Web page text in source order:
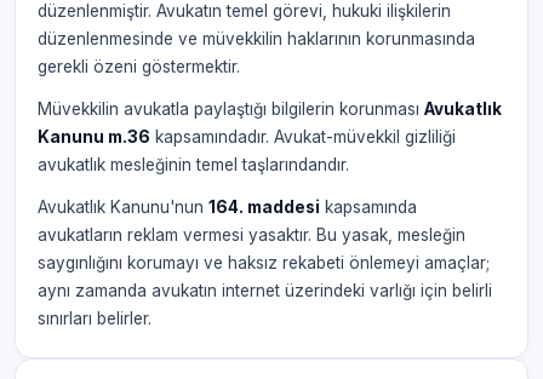
düzenlenmiştir. Avukatın temel görevi, hukuki ilişkilerin
düzenlenmesinde ve müvekkilin haklarının korunmasında
gerekli özeni göstermektir.
Müvekkilin avukatla paylaştığı bilgilerin korunması Avukatlık
Kanunu m.36 kapsamındadır. Avukat-müvekkil gizliliği
avukatlık mesleğinin temel taşlarındandır.
Avukatlık Kanunu'nun 164. maddesi kapsamında
avukatların reklam vermesi yasaktır. Bu yasak, mesleğin
saygınlığını korumayı ve haksız rekabeti önlemeyi amaçlar;
aynı zamanda avukatın internet üzerindeki varlığı için belirli
sınırları belirler.